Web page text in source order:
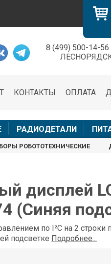
8 (499) 500-14-
ОПЛАТА
КОНТАКТЫ
РАДИОДЕТАЛИ
РОБОТОТЕХНИЧЕСКИЕ
дисплей
(Синяя
по I²C на 2 строки
подсветке Подробнее...